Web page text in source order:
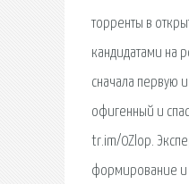
торренты в
кандидатами на
сначала первую
офигенный и
tr.im/0Zlop.
формирование и